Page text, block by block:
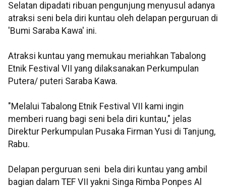
Selatan dipadati ribuan pengunjung menyusul adanya
atraksi seni bela diri kuntau oleh delapan perguruan di
'Bumi Saraba Kawa' ini.
Atraksi kuntau yang memukau meriahkan Tabalong
Etnik Festival VII yang dilaksanakan Perkumpulan
Putera/ puteri Saraba Kawa.
"Melalui Tabalong Etnik Festival VII kami ingin
memberi ruang bagi seni bela diri kuntau," jelas
Direktur Perkumpulan Pusaka Firman Yusi di Tanjung,
Rabu.
Delapan perguruan seni bela diri kuntau yang ambil
bagian dalam TEF VII yakni Singa Rimba Ponpes Al